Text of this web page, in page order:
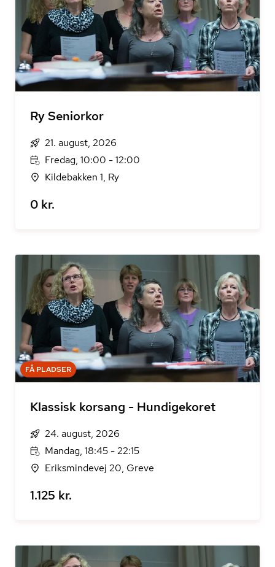
Ry Seniorkor
21. august, 2026
Fredag, 10:00 - 12:00
Kildebakken 1, Ry
0 kr.
FÅ PLADSER
Klassisk korsang - Hundigekoret
24. august, 2026
Mandag, 18:45 - 22:15
Eriksmindevej 20, Greve
1.125 kr.